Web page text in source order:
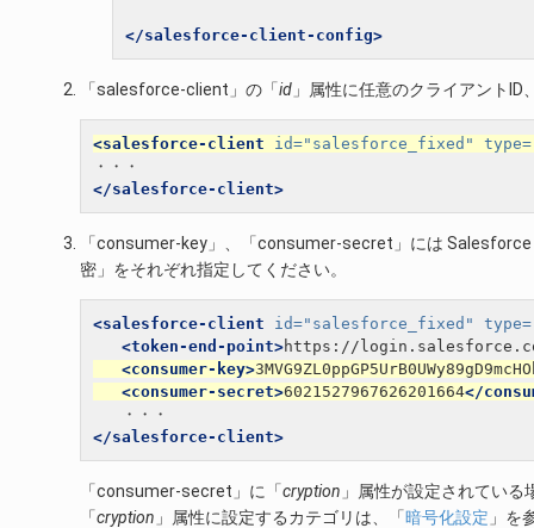
</salesforce-client-config>
「salesforce-client」の「id 」属性に任意のクライアントID
<salesforce-client id="salesforce_fixed" type=
</salesforce-client>
「consumer-key」、「consumer-secret」には Salesforce
密」をそれぞれ指定してください。
<salesforce-client id="salesforce_fixed" type=
<token-end-point>https://
<consumer-key>
<consumer-secret>6021527967626201664</
</salesforce-client>
「consumer-secret」に「cryption 」属性が設定されてい
「cryption 」属性に設定するカテゴリは、「暗号化設定 」を